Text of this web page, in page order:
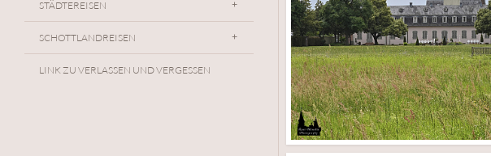
STÄDTEREISEN
SCHOTTLANDREISEN
LINK ZU VERLASSEN UND VERGESSEN